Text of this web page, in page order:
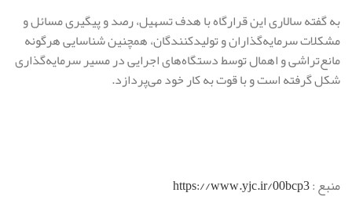
به گفته سالاری این قرارگاه با هدف تسهیل، رصد و پیگیری مسائل و
مشکلات سرمایه‌گذاران و تولیدکنندگان، همچنین شناسایی هرگونه
مانع‌تراشی و اهمال توسط دستگاه‌های اجرایی در مسیر سرمایه‌گذاری
شکل گرفته است و با قوت به کار خود می‌پردازد.
منبع :https://www.yjc.ir/00bcp3